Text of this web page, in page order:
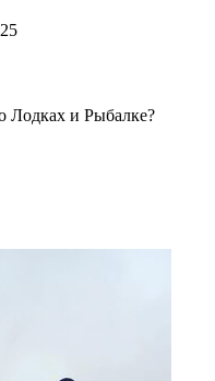
Лодках и Рыбалке?